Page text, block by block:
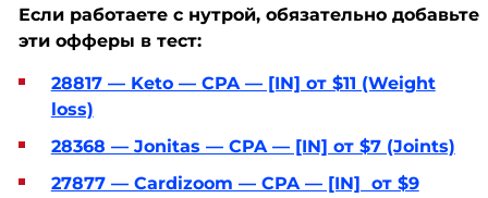
Если работаете с нутрой, обязательно добавьте
эти офферы в тест:
28817 — Keto — CPA — [IN] от $11 (Weight
loss)
28368 — Jonitas — CPA — [IN] от $7 (Joints)
27877 — Cardizoom — CPA — [IN] от $9